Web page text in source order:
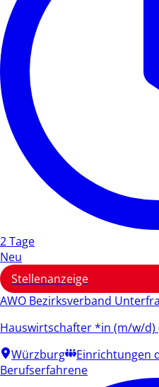
2 Tage
Neu
Stellenanzeige
AWO Bezirksverband
Hauswirtschafter *in (m/w/d)
Würzburg
Einrichtungen
Berufserfahrene